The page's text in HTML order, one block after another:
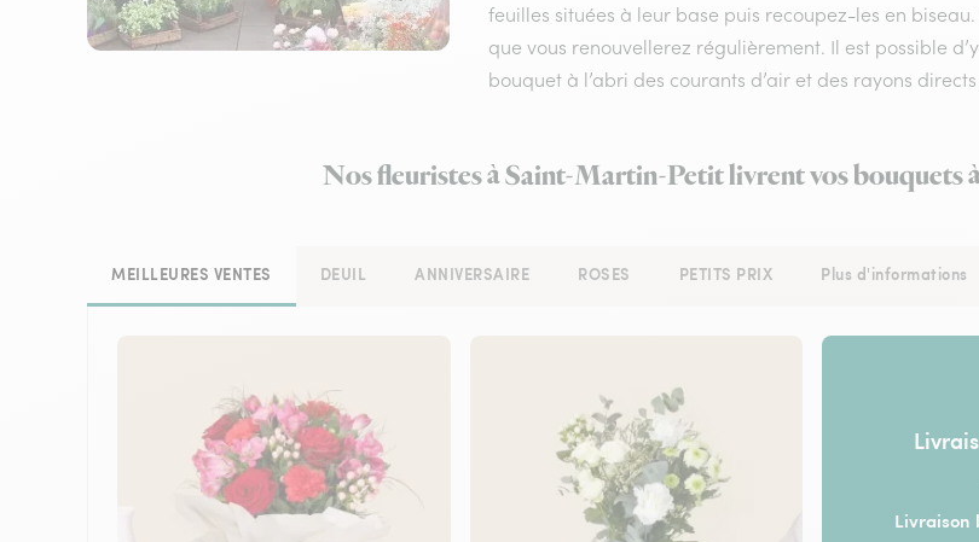
feuilles situées à leur base puis recoupez-les en
que vous renouvellerez régulièrement. Il est possible
bouquet à l’abri des courants d’air et des rayons
Nos fleuristes à Saint-Martin-Petit livrent vos bouquets
MEILLEURES VENTES DEUIL ANNIVERSAIRE ROSES PETITS PRIX Plus d'informations
Livraison